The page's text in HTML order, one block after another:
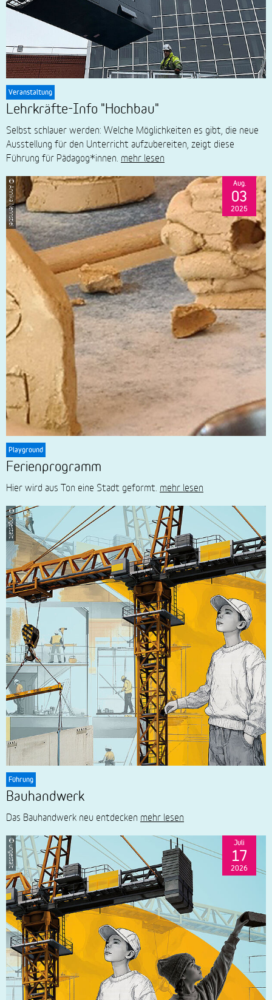
Veranstaltung
Lehrkräfte-Info "Hochbau"
Selbst schlauer werden: Welche Möglichkeiten es gibt, die neue
Ausstellung für den Unterricht aufzubereiten, zeigt diese
Führung für Pädagog*innen. mehr lesen
© Annika Nennstiel Aug.
03
2025
Playground
Ferienprogramm
Hier wird aus Ton eine Stadt geformt. mehr lesen
© ungestalt
Führung
Bauhandwerk
Das Bauhandwerk neu entdecken mehr lesen
© ungestalt Juli
17
2026